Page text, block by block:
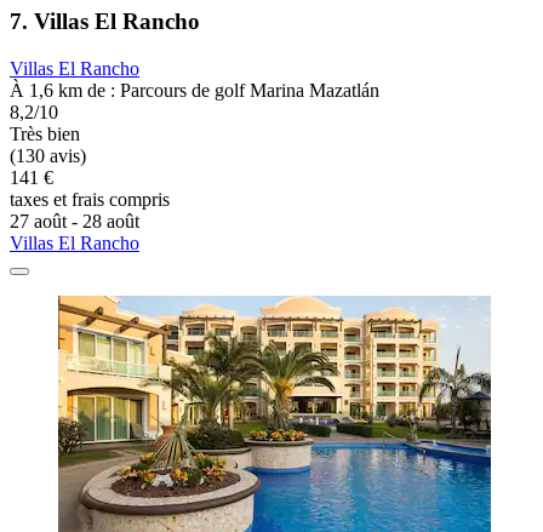
7. Villas El Rancho
Villas El Rancho
À 1,6 km de : Parcours de golf Marina Mazatlán
8,2/10
Très bien
(130 avis)
141 €
taxes et frais compris
27 août - 28 août
Villas El Rancho